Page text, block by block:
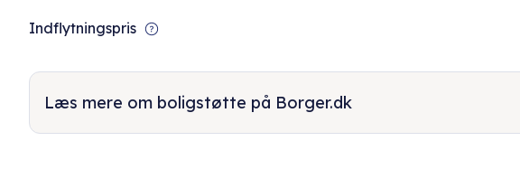
Indflytningspris
Læs mere om boligstøtte på Borger.dk